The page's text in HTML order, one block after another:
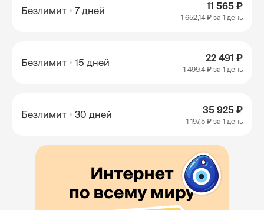
Безлимит 7 дней 11 565 ₽
1 652,14 ₽ за 1 день
Безлимит 15 дней 22 491 ₽
1 499,4 ₽ за 1 день
Безлимит 30 дней 35 925 ₽
1 197,5 ₽ за 1 день